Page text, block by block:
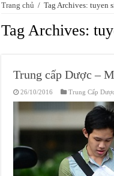
Trang chủ / Tag Archives: tuyen
Tag Archives:
Trung cấp Dược –
26/10/2016 Trung Cấp